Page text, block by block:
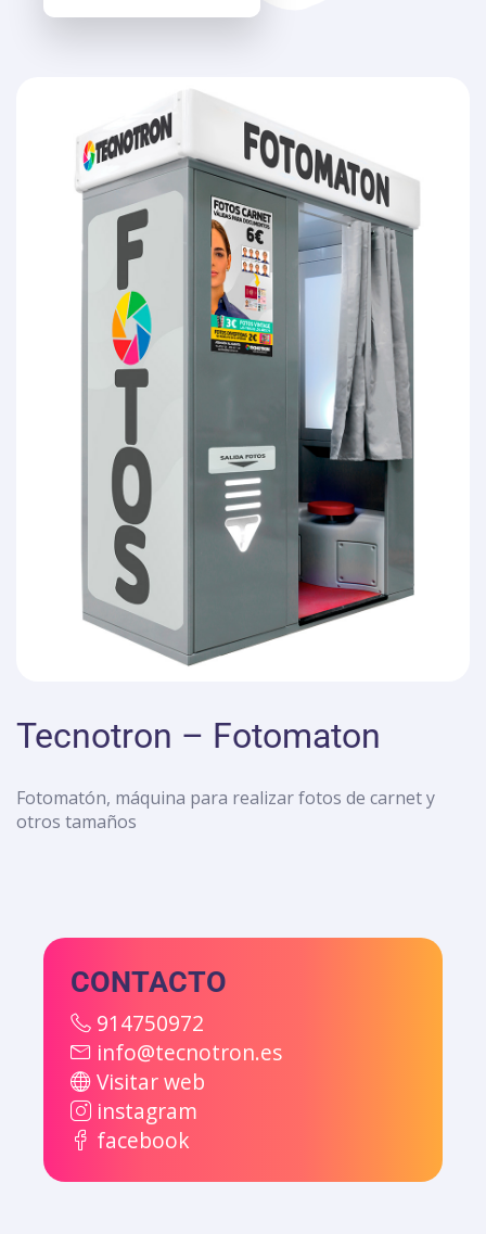
Tecnotron – Fotomaton
Fotomatón, máquina para realizar fotos de carnet y
otros tamaños
CONTACTO
914750972
info@tecnotron.es
Visitar web
instagram
facebook